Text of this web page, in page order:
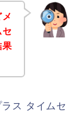
果
ス タイムセ